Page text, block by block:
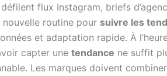
flux Instagram, briefs
routine pour suivre les
et adaptation rapide. À
capter une tendance ne suffit
Les marques doivent